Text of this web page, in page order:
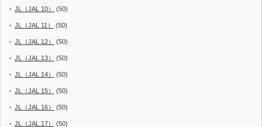
JL（JAL 10） (50)
JL（JAL 11） (50)
JL（JAL 12） (50)
JL（JAL 13） (50)
JL（JAL 14） (50)
JL（JAL 15） (50)
JL（JAL 16） (50)
JL（JAL 17） (50)